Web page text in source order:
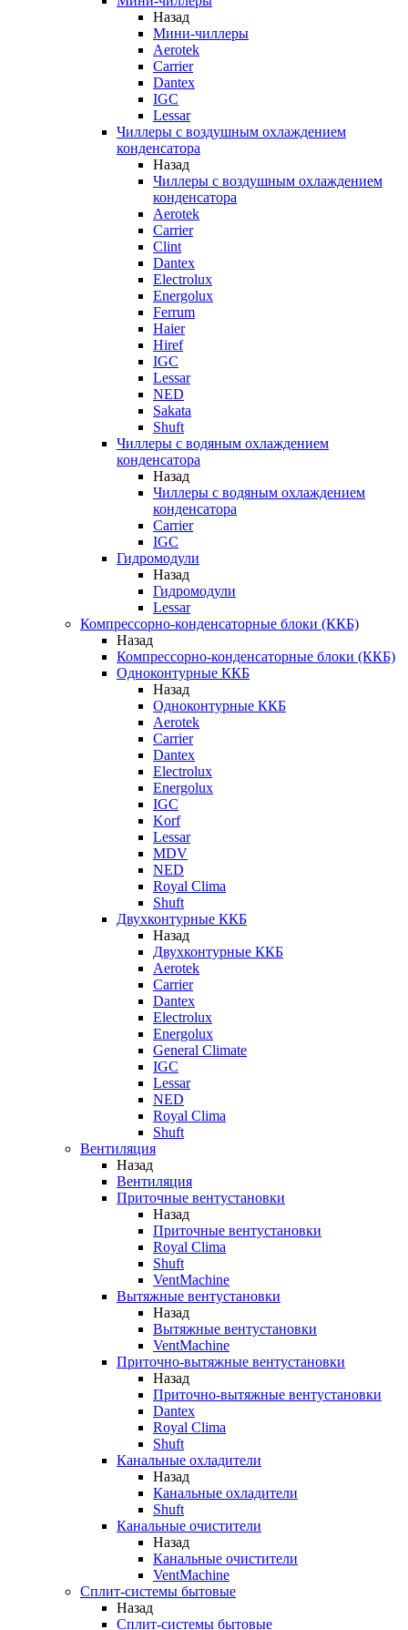
Назад
Мини-чиллеры
Aerotek
Carrier
Dantex
IGC
Lessar
Чиллеры с воздушным охлаждением
конденсатора
Назад
Чиллеры с воздушным охлаждением
конденсатора
Aerotek
Carrier
Clint
Dantex
Electrolux
Energolux
Ferrum
Haier
Hiref
IGC
Lessar
NED
Sakata
Shuft
Чиллеры с водяным охлаждением
конденсатора
Назад
Чиллеры с водяным охлаждением
конденсатора
Carrier
IGC
Гидромодули
Назад
Гидромодули
Lessar
Компрессорно-конденсаторные блоки (ККБ)
Назад
Компрессорно-конденсаторные блоки (ККБ)
Одноконтурные ККБ
Назад
Одноконтурные ККБ
Aerotek
Carrier
Dantex
Electrolux
Energolux
IGC
Korf
Lessar
MDV
NED
Royal Clima
Shuft
Двухконтурные ККБ
Назад
Двухконтурные ККБ
Aerotek
Carrier
Dantex
Electrolux
Energolux
General Climate
IGC
Lessar
NED
Royal Clima
Shuft
Вентиляция
Назад
Вентиляция
Приточные вентустановки
Назад
Приточные вентустановки
Royal Clima
Shuft
VentMachine
Вытяжные вентустановки
Назад
Вытяжные вентустановки
VentMachine
Приточно-вытяжные вентустановки
Назад
Приточно-вытяжные вентустановки
Dantex
Royal Clima
Shuft
Канальные охладители
Назад
Канальные охладители
Shuft
Канальные очистители
Назад
Канальные очистители
VentMachine
Сплит-системы бытовые
Назад
Сплит-системы бытовые